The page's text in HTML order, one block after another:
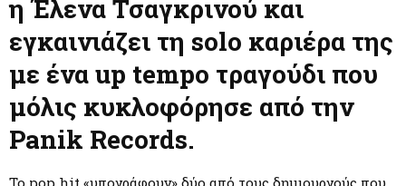
E
N
U
η Έλενα Τσαγκρινού και
εγκαινιάζει τη solo καριέρα της
με ένα up tempo τραγούδι που
μόλις κυκλοφόρησε από την
Panik Records.
Το pop hit «υπογράφουν» δύο από τους δημιουργούς που